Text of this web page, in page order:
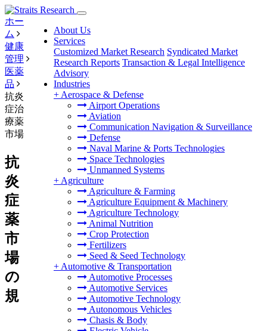
About Us
Services
Customized Market Research Syndicated Market
Research Reports Transaction & Legal Intelligence
Advisory
Industries
+ Aerospace & Defense
Airport Operations
Aviation
Communication Navigation & Surveillance
Defense
Naval Marine & Ports Technologies
Space Technologies
Unmanned Systems
+ Agriculture
Agriculture & Farming
Agriculture Equipment & Machinery
Agriculture Technology
Animal Nutrition
Crop Protection
Fertilizers
Seed & Seed Technology
+ Automotive & Transportation
Automotive Processes
Automotive Services
Automotive Technology
Autonomous Vehicles
Chasis & Body
ホー
ム
健康
管理
医薬
品
抗炎
症治
療薬
市場
抗
炎
症
薬
市
場
の
規